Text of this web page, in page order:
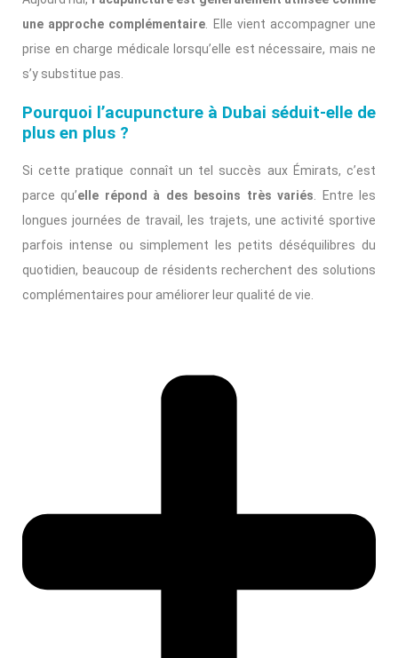
une approche complémentaire . Elle vient accompagner une
prise en charge médicale lorsqu’elle est nécessaire, mais ne
s’y substitue pas.
Pourquoi l’acupuncture à Dubai séduit-elle de
plus en plus ?
Si cette pratique connaît un tel succès aux Émirats, c’est
parce qu’elle répond à des besoins très variés . Entre les
longues journées de travail, les trajets, une activité sportive
parfois intense ou simplement les petits déséquilibres du
quotidien, beaucoup de résidents recherchent des solutions
complémentaires pour améliorer leur qualité de vie.